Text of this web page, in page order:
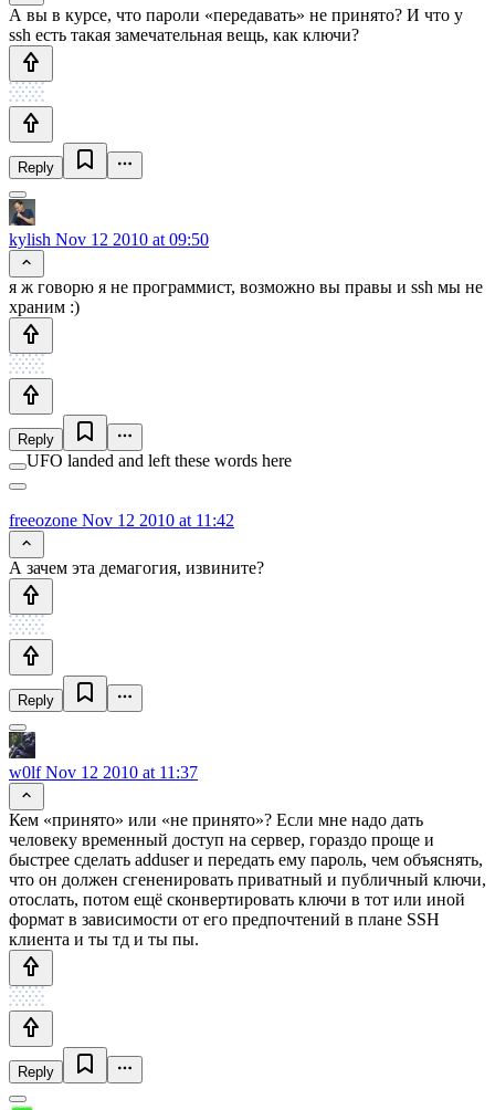
А вы в курсе, что пароли «передавать» не принято? И что у
ssh есть такая замечательная вещь, как ключи?
Reply
kylish Nov 12 2010 at 09:50
я ж говорю я не программист, возможно вы правы и ssh мы не
храним :)
Reply
UFO landed and left these words here
freeozone Nov 12 2010 at 11:42
А зачем эта демагогия, извините?
Reply
w0lfNov 12 2010 at 11:37
Кем «принято» или «не принято»? Если мне надо дать
человеку временный доступ на сервер, гораздо проще и
быстрее сделать adduser и передать ему пароль, чем объяснять,
что он должен сгененировать приватный и публичный ключи,
отослать, потом ещё сконвертировать ключи в тот или иной
формат в зависимости от его предпочтений в плане SSH
клиента и ты тд и ты пы.
Reply